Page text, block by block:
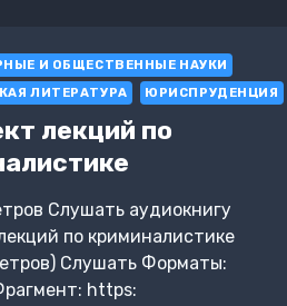
И ОБЩЕСТВЕННЫЕ НАУКИ
ЛИТЕРАТУРА
ЮРИСПРУДЕНЦИЯ
лекций по
Слушать аудиокнигу
по криминалистике
Слушать Форматы:
https: